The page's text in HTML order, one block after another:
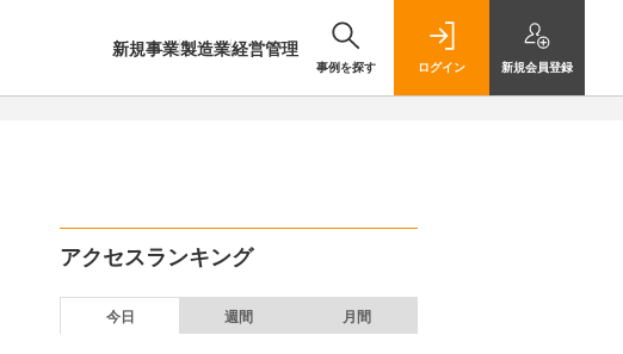
新規事業製造業経営管理
事例を探す ログイン 新規会員登録
アクセスランキング
今日 週間 月間